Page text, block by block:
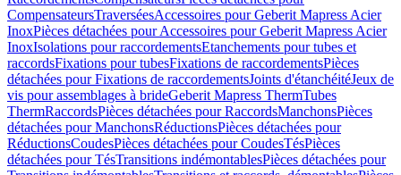
CompensateursTraverséesAccessoires pour Geberit Mapress Acier
InoxPièces détachées pour Accessoires pour Geberit Mapress Acier
InoxIsolations pour raccordementsEtanchements pour tubes et
raccordsFixations pour tubesFixations de raccordementsPièces
détachées pour Fixations de raccordementsJoints d'étanchéitéJeux de
vis pour assemblages à brideGeberit Mapress ThermTubes
ThermRaccordsPièces détachées pour RaccordsManchonsPièces
détachées pour ManchonsRéductionsPièces détachées pour
RéductionsCoudesPièces détachées pour CoudesTésPièces
détachées pour TésTransitions indémontablesPièces détachées pour